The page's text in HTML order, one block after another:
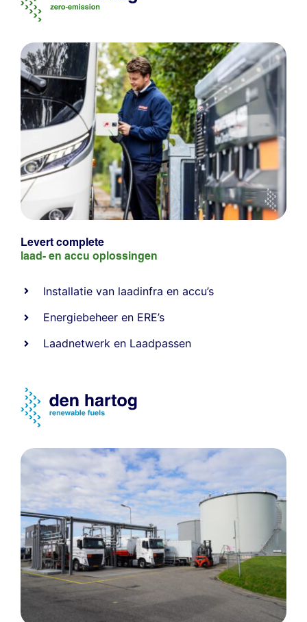
Levert complete
laad- en accu oplossingen
Installatie van laadinfra en accu’s
Energiebeheer en ERE’s
Laadnetwerk en Laadpassen